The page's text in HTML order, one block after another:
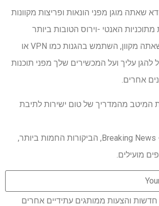
שאתה מוגן מפני הונאות ופריצות מקוונות
האנטי -וירוס הטובות ביותר
במכשירים שלך, וכשאתה מקוון, השתמש בהגנות כמו VPN או
להגן עליך ועל המכשירים שלך מפני תוכנות
אחרים.
המיטב מהמדריך של טום ישירות לתיבת
קבל גישה מיידית ל- Breaking News, הביקורות החמות ביותר,
מועילים.
והצעות ממותגים עתידיים אחרים